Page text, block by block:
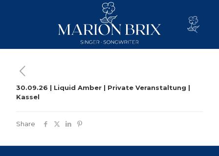
30.09.26 | Liquid Amber | Private Veranstaltung |
Kassel
Share